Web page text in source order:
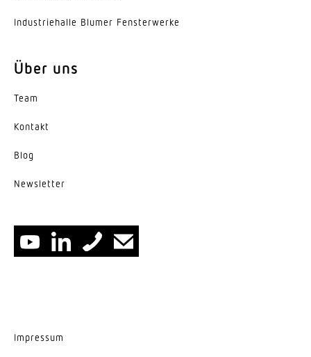
UGR < 21
Energieeffizienzklasse
E
Herstellergarantie
5 Jahre
Indus­trie­halle Blumer Fensterwerke
Über uns
Team
Kontakt
Blog
News­letter
Impressum